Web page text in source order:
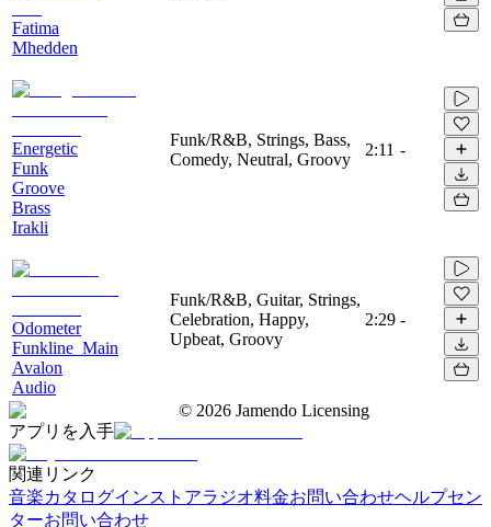
Fatima
Mhedden
Energetic
Funk
Groove
Brass
Irakli
Funk/R&B, Strings, Bass,
Comedy, Neutral, Groovy
2:11 -
Odometer
Funkline_Main
Avalon
Audio
Funk/R&B, Guitar, Strings,
Celebration, Happy,
Upbeat, Groovy
2:29 -
© 2026 Jamendo Licensing
アプリを入手
関連リンク
音楽カタログインストアラジオ料金お問い合わせヘルプセン
ターお問い合わせ